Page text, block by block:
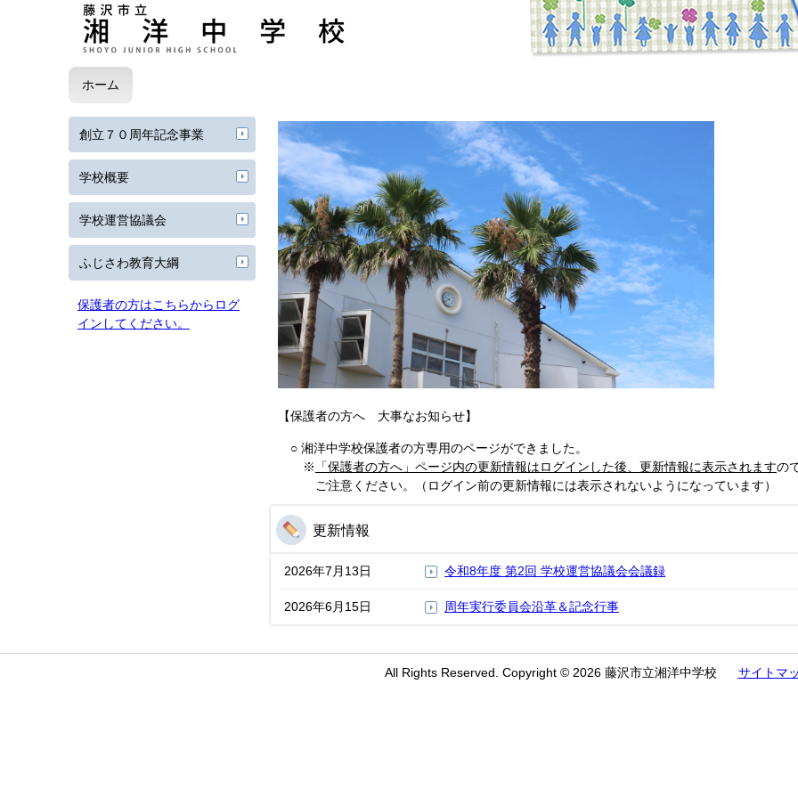
ホーム
創立７０周年記念事業
学校概要
学校運営協議会
ふじさわ教育大綱
保護者の方はこちらからログ
インしてください。
【保護者の方へ 大事なお知らせ】
○ 湘洋中学校保護者の方専用のページができました。
※
「保護者の方へ」ページ内の更新情報はログインした後、更新情報に表示されますの
ご注意ください。（ログイン前の更新情報には表示されないようになっています）
更新情報
2026年7月13日 令和8年度 第2回 学校運営協議会会議録
2026年6月15日 周年実行委員会沿革＆記念行事
All Rights Reserved. Copyright © 2026 藤沢市立湘洋中学校 サイトマ